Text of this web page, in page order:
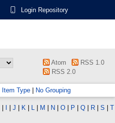
Login Repository
Atom
RSS 1.0
RSS 2.0
Item Type| No Grouping
J K L M N O P Q R S
T